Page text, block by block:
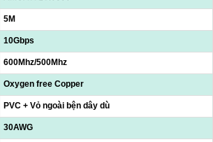
5M
10Gbps
600Mhz/500Mhz
Oxygen free Copper
PVC + Vỏ ngoài bện dây dù
30AWG